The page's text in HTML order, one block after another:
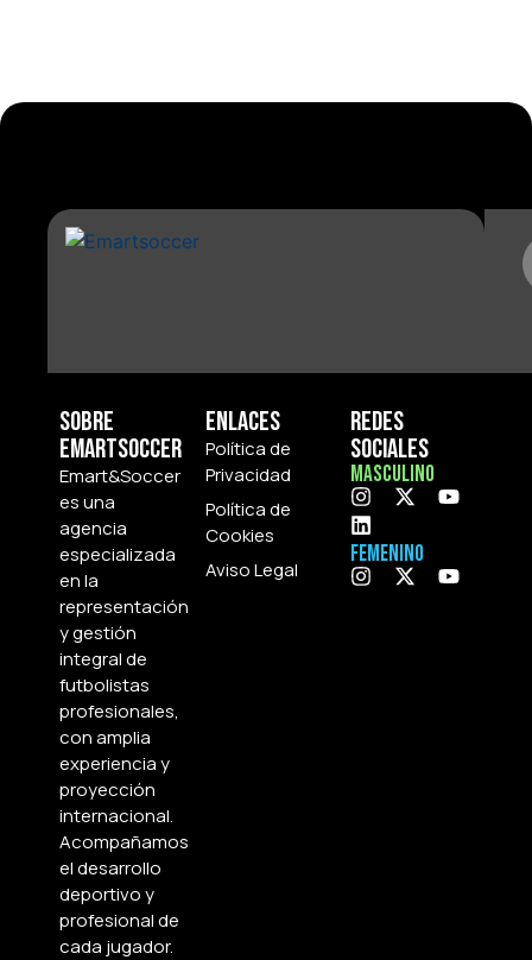
Sobre
Emartsoccer
Emart&Soccer
es una
agencia
especializada
en la
representación
y gestión
integral de
futbolistas
profesionales,
con amplia
experiencia y
proyección
internacional.
Acompañamos
el desarrollo
deportivo y
profesional de
cada jugador.
Enlaces
Política de
Privacidad
Política de
Cookies
Aviso Legal
Redes
Sociales
Masculino
Femenino